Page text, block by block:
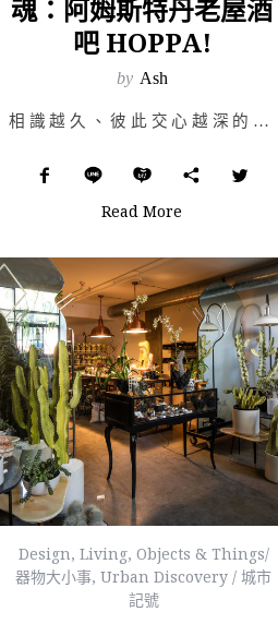
魂：阿姆斯特丹老屋酒
吧 HOPPA!
by Ash
相識越久、彼此交心越深的朋友越可貴，房子亦然。可曾想過在 1662 年曾是一間小劇場的小屋，在現在也…
Read More
Design, Living, Objects & Things/
器物大小事, Urban Discovery / 城市
記號